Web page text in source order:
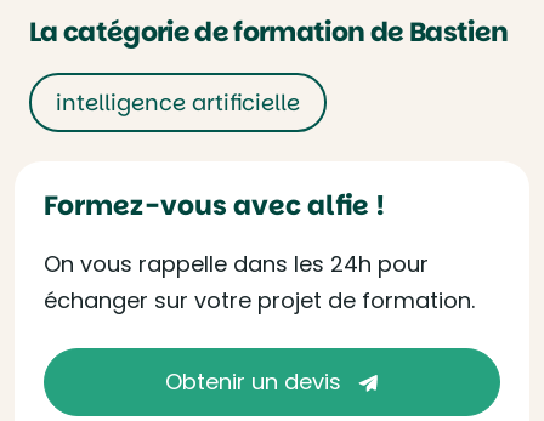
La catégorie de formation de Bastien
intelligence artificielle
Formez-vous avec alfie !
On vous rappelle dans les 24h pour
échanger sur votre projet de formation.
Obtenir un devis